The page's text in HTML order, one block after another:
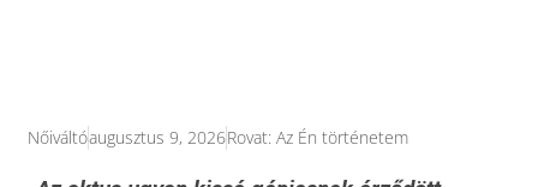
Nőiváltóaugusztus 9, 2026Rovat: Az Én történetem